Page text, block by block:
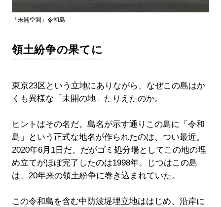
「未開空間」令和島
領土紛争の果てに
東京23区という立地にありながら、なぜこの島はか
くも異様な「未開の地」たりえたのか。
ヒントはその名だ。島名が示す通りこの島に「令和
島」という正式な地名が作られたのは、つい最近。
2020年6月1日だ。だがゴミ処分場としてこの地の埋
め立てがほぼ完了したのは1998年。じつはこの島
は、20年来の領土紛争に巻き込まれていた。
この令和島を含む中防波堤埋立地ははじめ、沿岸に